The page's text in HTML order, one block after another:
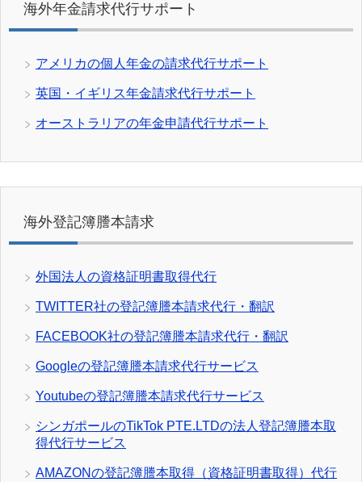
海外年金請求代行サポート
アメリカの個人年金の請求代行サポート
英国・イギリス年金請求代行サポート
オーストラリアの年金申請代行サポート
海外登記簿謄本請求
外国法人の資格証明書取得代行
TWITTER社の登記簿謄本請求代行・翻訳
FACEBOOK社の登記簿謄本請求代行・翻訳
Googleの登記簿謄本請求代行サービス
Youtubeの登記簿謄本請求代行サービス
シンガポールのTikTok PTE.LTDの法人登記簿謄本取
得代行サービス
AMAZONの登記簿謄本取得（資格証明書取得）代行